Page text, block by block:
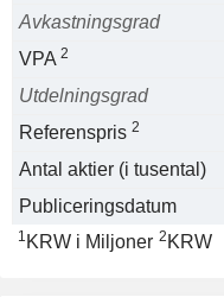
Avkastningsgrad
VPA 2
Utdelningsgrad
Referenspris 2
Antal aktier (i tusental)
Publiceringsdatum
1 KRW i Miljoner 2 KRW